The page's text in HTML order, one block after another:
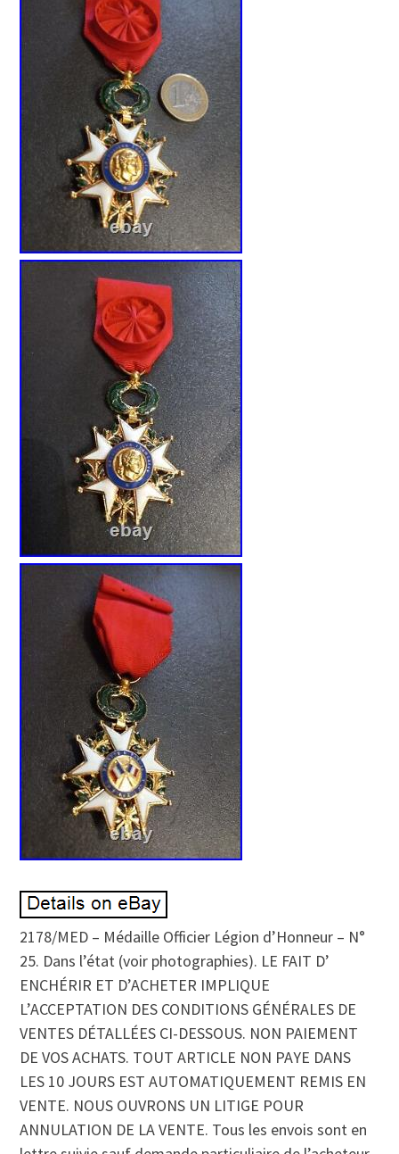
2178/MED – Médaille Officier Légion d’Honneur – N°
25. Dans l’état (voir photographies). LE FAIT D’
ENCHÉRIR ET D’ACHETER IMPLIQUE
L’ACCEPTATION DES CONDITIONS GÉNÉRALES DE
VENTES DÉTALLÉES CI-DESSOUS. NON PAIEMENT
DE VOS ACHATS. TOUT ARTICLE NON PAYE DANS
LES 10 JOURS EST AUTOMATIQUEMENT REMIS EN
VENTE. NOUS OUVRONS UN LITIGE POUR
ANNULATION DE LA VENTE. Tous les envois sont en